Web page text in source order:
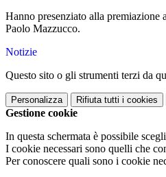
Hanno presenziato alla
Paolo Mazzucco.
Notizie
Questo sito o gli strumenti terzi da
Personalizza Rifiuta tutti i cookies
Gestione cookie
In questa schermata è possibile
I cookie necessari sono quelli che
Per conoscere quali sono i cookie